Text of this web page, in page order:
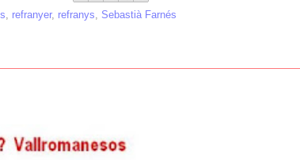
refranyer, refranys Sebastià Farnés